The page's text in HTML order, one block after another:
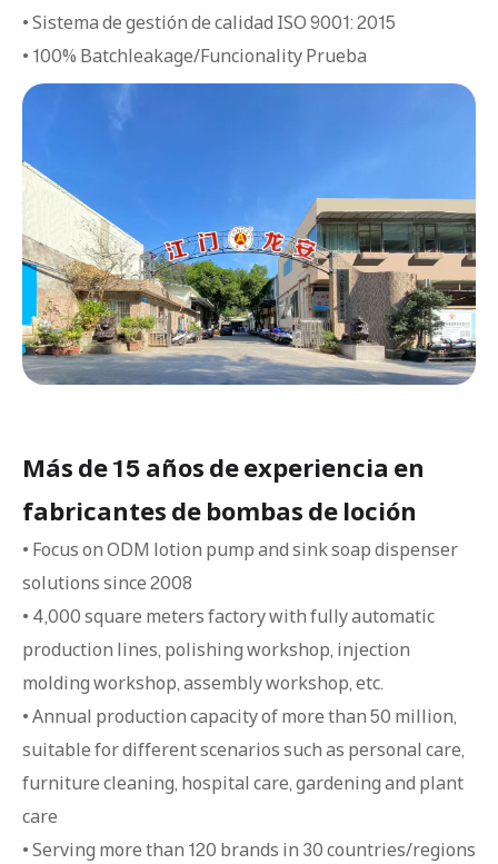
• Sistema de gestión de calidad ISO 9001: 2015
• 100% Batchleakage/Funcionality Prueba
Más de 15 años de experiencia en
fabricantes de bombas de loción
• Focus on ODM lotion pump and sink soap dispenser
solutions since 2008
• 4,000 square meters factory with fully automatic
production lines, polishing workshop, injection
molding workshop, assembly workshop, etc.
• Annual production capacity of more than 50 million,
suitable for different scenarios such as personal care,
furniture cleaning, hospital care, gardening and plant
care
• Serving more than 120 brands in 30 countries/regions